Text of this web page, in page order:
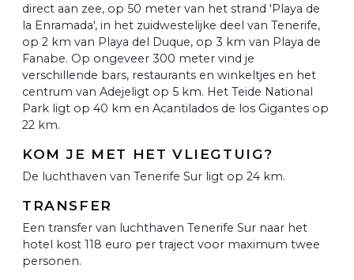
direct aan zee, op 50 meter van het strand 'Playa de
la Enramada', in het zuidwestelijke deel van Tenerife,
op 2 km van Playa del Duque, op 3 km van Playa de
Fanabe. Op ongeveer 300 meter vind je
verschillende bars, restaurants en winkeltjes en het
centrum van Adejeligt op 5 km. Het Teide National
Park ligt op 40 km en Acantilados de los Gigantes op
22 km.
KOM JE MET HET VLIEGTUIG?
De luchthaven van Tenerife Sur ligt op 24 km.
TRANSFER
Een transfer van luchthaven Tenerife Sur naar het
hotel kost 118 euro per traject voor maximum twee
personen.